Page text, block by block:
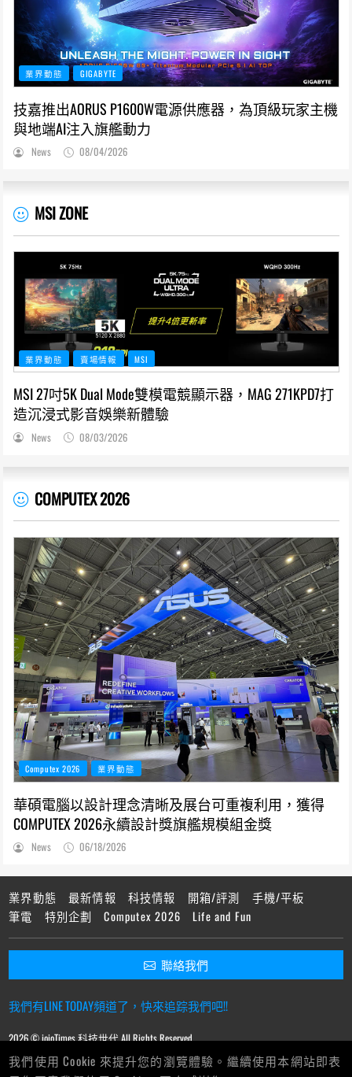
業界動態 GIGABYTE
技嘉推出AORUS P1600W電源供應器，為頂級玩家主機
與地端AI注入旗艦動力
News 08/04/2026
MSI ZONE
業界動態 賣場情報 MSI
MSI 27吋5K Dual Mode雙模電競顯示器，MAG 271KPD7打
造沉浸式影音娛樂新體驗
News 08/03/2026
COMPUTEX 2026
Computex 2026 業界動態
華碩電腦以設計理念清晰及展台可重複利用，獲得
COMPUTEX 2026永續設計獎旗艦規模組金獎
News 06/18/2026
業界動態 最新情報 科技情報 開箱/評測
手機/平板
筆電
特別企劃 Computex 2026 Life and Fun
聯絡我們
我們有LINE TODAY頻道了，快來追踪我們吧!!
2026 © ioioTimes 科技世代 All Rights Reserved.
我們使用 Cookie 來提升您的瀏覽體驗。繼續使用本網站即表